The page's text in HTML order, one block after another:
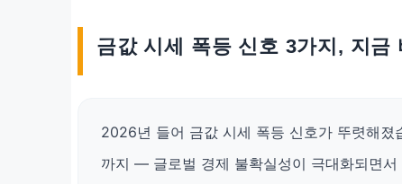
금값 시세 폭등 신호 3가지, 지금
2026년 들어 금값 시세 폭등 신호가 뚜렷해
까지 — 글로벌 경제 불확실성이 극대화되면